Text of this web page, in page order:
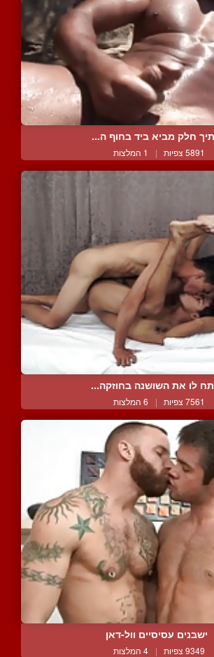
חלק מביא ביד בחוף ה...
5891 צפיות | 1 המלצות
לו את השושנה בחוזקה...
7561 צפיות | 6 המלצות
ישבנים עסיסיים וול-דאן
9349 צפיות | 4 המלצות